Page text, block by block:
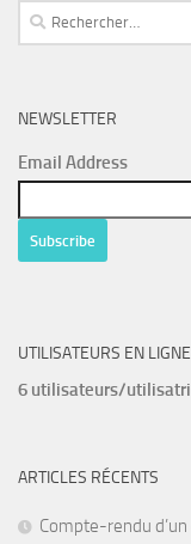
Rechercher :
NEWSLETTER
Email Address
UTILISATEURS EN LIGNE
6 utilisateurs/
ARTICLES RÉCENTS
Compte-rendu